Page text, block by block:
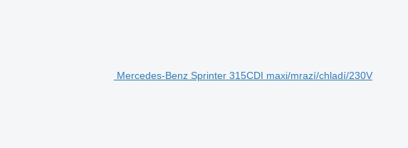
Mercedes-Benz Sprinter 315CDI maxi/mrazí/chladí/230V